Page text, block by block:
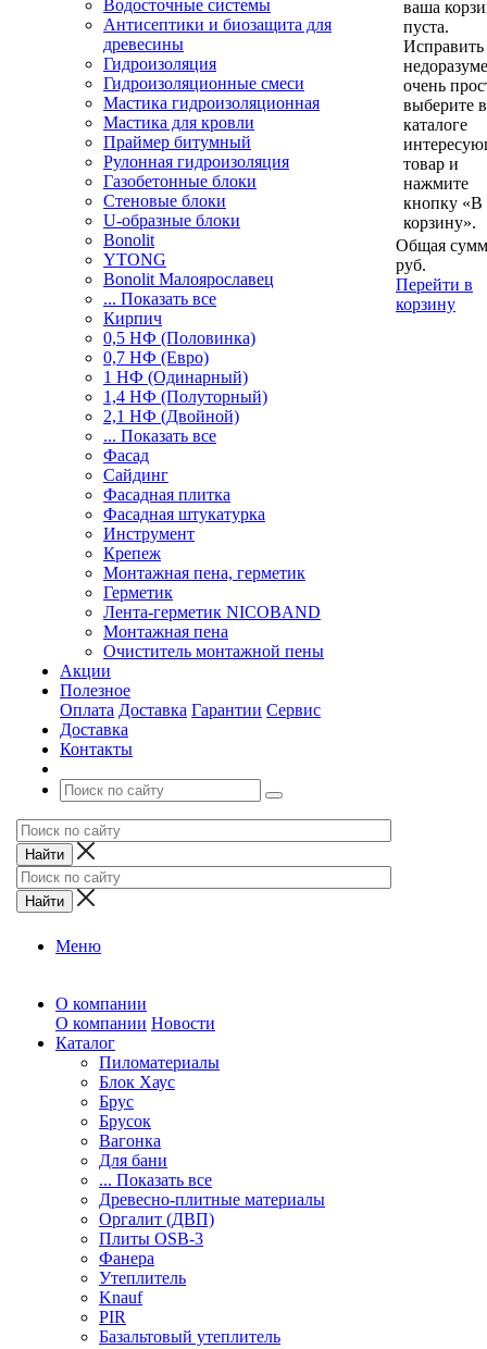
Водосточные системы
Антисептики и биозащита для
древесины
Гидроизоляция
Гидроизоляционные смеси
Мастика гидроизоляционная
Мастика для кровли
Праймер битумный
Рулонная гидроизоляция
Газобетонные блоки
Стеновые блоки
U-образные блоки
Bonolit
YTONG
Bonolit Малоярославец
... Показать все
Кирпич
0,5 НФ (Половинка)
0,7 НФ (Евро)
1 НФ (Одинарный)
1,4 НФ (Полуторный)
2,1 НФ (Двойной)
... Показать все
Фасад
Сайдинг
Фасадная плитка
Фасадная штукатурка
Инструмент
Крепеж
Монтажная пена, герметик
Герметик
Лента-герметик NICOBAND
Монтажная пена
Очиститель монтажной пены
Акции
Полезное
Оплата Доставка Гарантии Сервис
Доставка
Контакты
ваша
пуста.
Исправить
очень
выберите в
каталоге
товар и
нажмите
кнопку «В
корзину».
Общая
руб.
Перейти в
корзину
Меню
О компании
О компании Новости
Каталог
Пиломатериалы
Блок Хаус
Брус
Брусок
Вагонка
Для бани
... Показать все
Древесно-плитные материалы
Оргалит (ДВП)
Плиты OSB-3
Фанера
Утеплитель
Knauf
PIR
Базальтовый утеплитель